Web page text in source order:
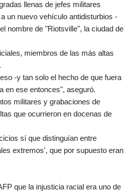
llenas de jefes militares
un nuevo vehículo antidisturbios -
nombre de "Riotsville", la ciudad de
miembros de las más altas
-y tan solo el hecho de que fuera
en ese entonces", aseguró.
militares y grabaciones de
que ocurrieron en docenas de
sí que distinguían entre
extremos', que por supuesto eran
que la injusticia racial era uno de